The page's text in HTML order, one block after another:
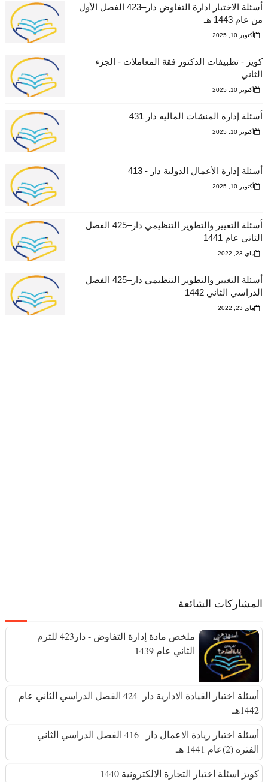
أسئلة الاختبار ادارة التفاوض دار–423 الفصل الأول
من عام 1443 هـ
أكتوبر 10, 2025
كويز - تطبيفات الدكتور فقة المعاملات - الجزء
الثاني
أكتوبر 10, 2025
أسئلة إدارة المنشات الماليه دار 431
أكتوبر 10, 2025
أسئلة إدارة الأعمال الدولية دار - 413
أكتوبر 10, 2025
أسئلة التغيير والتطوير التنظيمي دار–425 الفصل
الثاني عام 1441
ماي 23, 2022
أسئلة التغيير والتطوير التنظيمي دار–425 الفصل
الدراسي الثاني 1442
ماي 23, 2022
المشاركات الشائعة
ملخص مادة إدارة التفاوض - دار423 للترم
الثاني عام 1439
أسئلة اختبار القيادة الادارية دار–424 الفصل الدراسي الثاني عام
1442هـ
أسئلة اختبار ريادة الاعمال دار –416 الفصل الدراسي الثاني
الفتره (2)عام 1441 هـ
كويز اسئلة اختبار التجارة الالكترونية 1440